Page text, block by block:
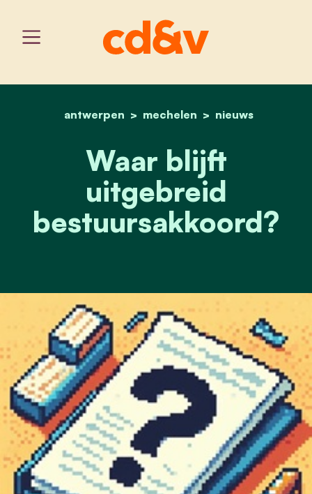
home
antwerpen mechelen nieuws
waar blijft uitgebreid
Waar blijft
uitgebreid
bestuursakkoord?